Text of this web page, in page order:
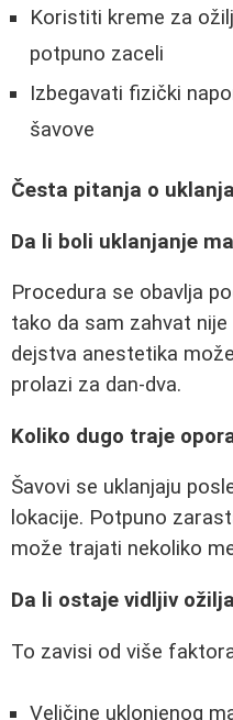
Koristiti kreme za
potpuno zaceli
Izbegavati fizički
šavove
Česta pitanja o
Da li boli uklanjanje
Procedura se obavlja
tako da sam zahvat
dejstva anestetika
prolazi za dan-dva.
Koliko dugo traje
Šavovi se uklanjaju
lokacije. Potpuno
može trajati nekoliko
Da li ostaje vidljiv
To zavisi od više
Veličine uklonjenog